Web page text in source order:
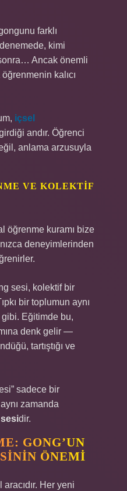
farklı
kimi
Ancak önemli
kalıcı
içsel
andır. Öğrenci
anlama arzusuyla
VE KOLEKTIF
öğrenme kuramı bize
deneyimlerinden
sesi, kolektif bir
bir toplumun aynı
Eğitimde bu,
denk gelir —
tartıştığı ve
sadece bir
zamanda
dir.
GONG’UN
ÖNEMI
Her yeni